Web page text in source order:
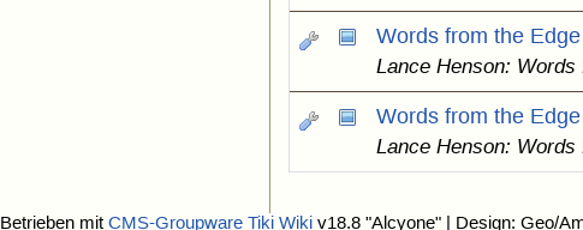
Words from the Edge
Lance Henson: Words
Words from the
Lance Henson:
Betrieben mit CMS-Groupware Tiki Wiki v18.8 "Alcyone" | Design: Geo/